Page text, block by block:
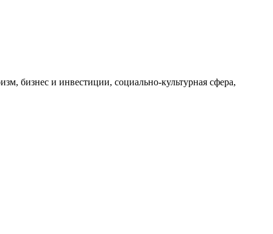
бизнес и инвестиции, социально-культурная сфера,